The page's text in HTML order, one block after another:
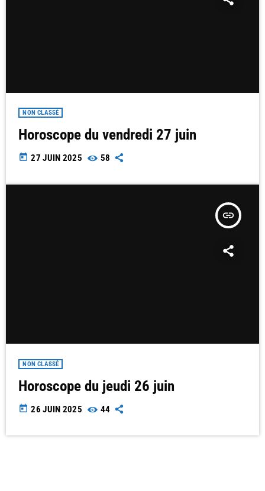
NON CLASSÉ
Horoscope du vendredi 27 juin
today 27 JUIN 2025 58
insert_link
NON CLASSÉ
Horoscope du jeudi 26 juin
today 26 JUIN 2025 44